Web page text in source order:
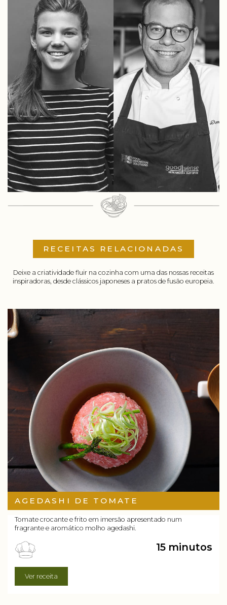
RECEITAS RELACIONADAS
Deixe a criatividade fluir na cozinha com uma das nossas receitas
inspiradoras, desde clássicos japoneses a pratos de fusão europeia.
AGEDASHI DE TOMATE
Tomate crocante e frito em imersão apresentado num
fragrante e aromático molho agedashi.
15 minutos
Ver receita